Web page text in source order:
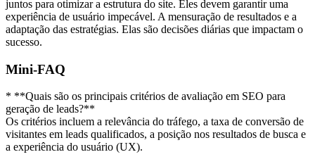
juntos para otimizar a estrutura do site. Eles devem garantir uma
experiência de usuário impecável. A mensuração de resultados e a
adaptação das estratégias. Elas são decisões diárias que impactam o
sucesso.
Mini-FAQ
* **Quais são os principais critérios de avaliação em SEO para
geração de leads?**
Os critérios incluem a relevância do tráfego, a taxa de conversão de
visitantes em leads qualificados, a posição nos resultados de busca e
a experiência do usuário (UX).